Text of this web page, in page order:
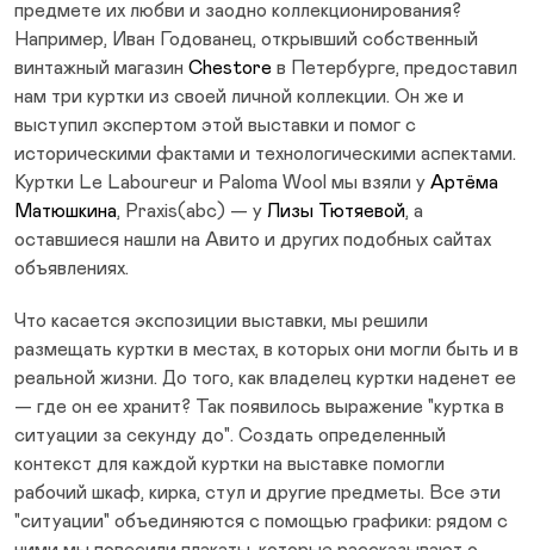
предмете их любви и заодно коллекционирования?
Например, Иван Годованец, открывший собственный
винтажный магазин Chestore в Петербурге, предоставил
нам три куртки из своей личной коллекции. Он же и
выступил экспертом этой выставки и помог с
историческими фактами и технологическими аспектами.
Куртки Le Laboureur и Paloma Wool мы взяли у Артёма
Матюшкина, Praxis(abc) — у Лизы Тютяевой, а
оставшиеся нашли на Авито и других подобных сайтах
объявлениях.
Что касается экспозиции выставки, мы решили
размещать куртки в местах, в которых они могли быть и в
реальной жизни. До того, как владелец куртки наденет ее
— где он ее хранит? Так появилось выражение "куртка в
ситуации за секунду до". Создать определенный
контекст для каждой куртки на выставке помогли
рабочий шкаф, кирка, стул и другие предметы. Все эти
"ситуации" объединяются с помощью графики: рядом с